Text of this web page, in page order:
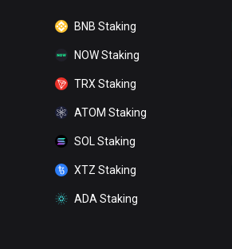
BNB Staking
NOW Staking
TRX Staking
ATOM Staking
SOL Staking
XTZ Staking
ADA Staking